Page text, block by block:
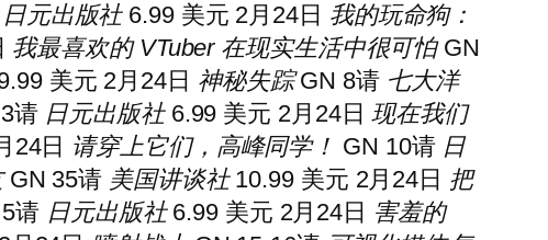
日元出版社6.99 美元 2月24日 我的玩命狗：
我最喜欢的 VTuber 在现实生活中很可怕GN
美元 2月24日 神秘失踪GN 8请 七大洋
请 日元出版社6.99 美元 2月24日现在我们
24日 请穿上它们，高峰同学！ GN 10请 日
GN 35请 美国讲谈社10.99 美元 2月24日 把
请 日元出版社6.99 美元 2月24日 害羞的